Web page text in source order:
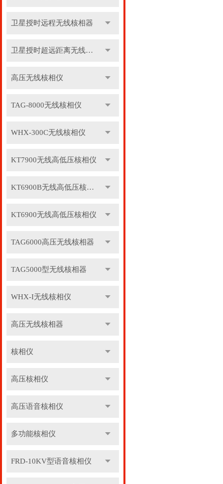
卫星授时远程无线核相器
卫星授时超远距离无线核相器
高压无线核相仪
TAG-8000无线核相仪
WHX-300C无线核相仪
KT7900无线高低压核相仪
KT6900B无线高低压核相仪
KT6900无线高低压核相仪
TAG6000高压无线核相器
TAG5000型无线核相器
WHX-I无线核相仪
高压无线核相器
核相仪
高压核相仪
高压语音核相仪
多功能核相仪
FRD-10KV型语音核相仪